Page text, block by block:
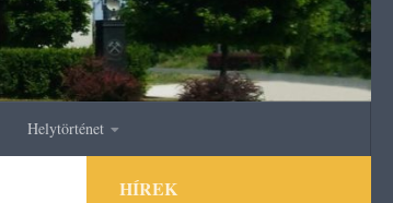
Helytörténet
HÍREK